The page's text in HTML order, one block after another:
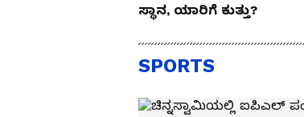
ಸ್ಥಾನ, ಯಾರಿಗೆ ಕುತ್ತು?
SPORTS